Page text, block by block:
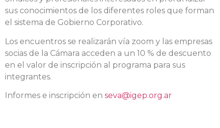
sus conocimientos de los diferentes roles que forman
el sistema de Gobierno Corporativo.
Los encuentros se realizarán vía zoom y las empresas
socias de la Cámara acceden a un 10 % de descuento
en el valor de inscripción al programa para sus
integrantes.
Informes e inscripción en seva@igep.org.ar